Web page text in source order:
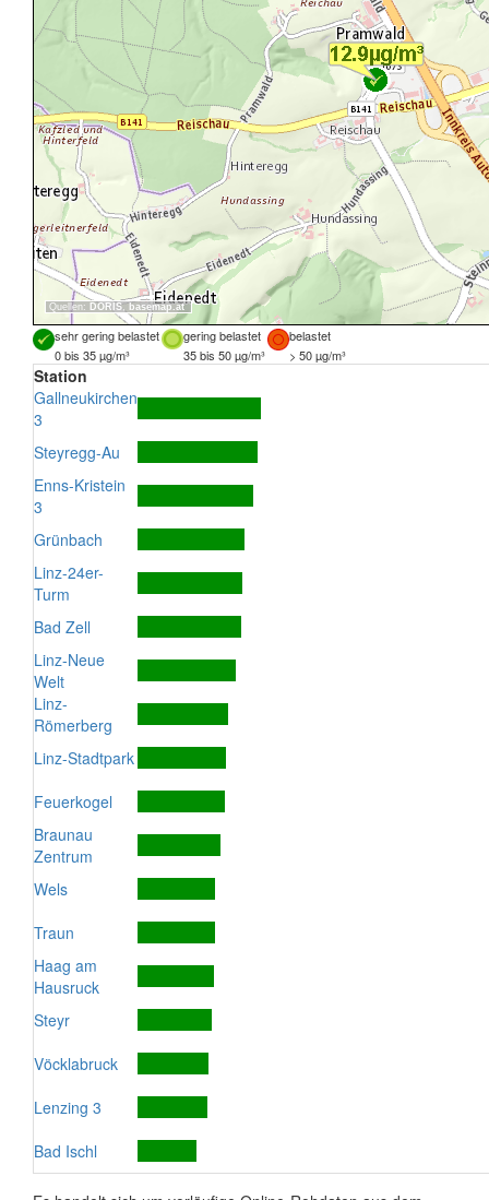
Quellen: DORIS, basemap.at
sehr gering belastet gering belastet
belastet
0 bis 35 µg/m³
35 bis 50 µg/m³ > 50 µg/m³
Station
Gallneukirchen
3
Steyregg-Au
Enns-Kristein
3
Grünbach
Linz-24er-
Turm
Bad Zell
Linz-Neue
Welt
Linz-
Römerberg
Linz-Stadtpark
Feuerkogel
Braunau
Zentrum
Wels
Traun
Haag am
Hausruck
Steyr
Vöcklabruck
Lenzing 3
Bad Ischl